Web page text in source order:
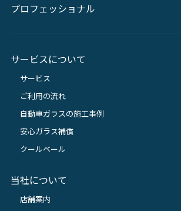
プロフェッショナル
サービスについて
サービス
ご利用の流れ
自動車ガラスの施工事例
安心ガラス補償
クールベール
当社について
店舗案内